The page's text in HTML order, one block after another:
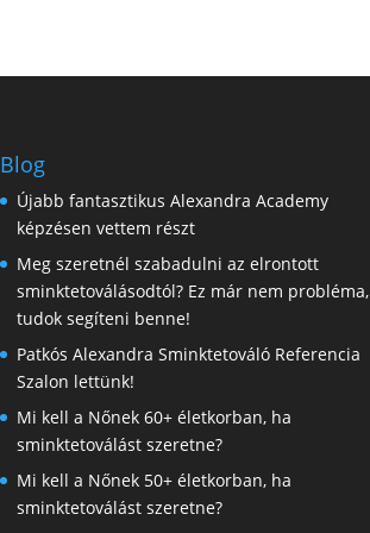
Blog
Újabb fantasztikus Alexandra Academy
képzésen vettem részt
Meg szeretnél szabadulni az elrontott
sminktetoválásodtól? Ez már nem probléma,
tudok segíteni benne!
Patkós Alexandra Sminktetováló Referencia
Szalon lettünk!
Mi kell a Nőnek 60+ életkorban, ha
sminktetoválást szeretne?
Mi kell a Nőnek 50+ életkorban, ha
sminktetoválást szeretne?